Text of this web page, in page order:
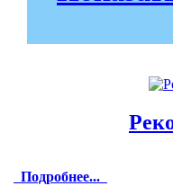
Подробнее...